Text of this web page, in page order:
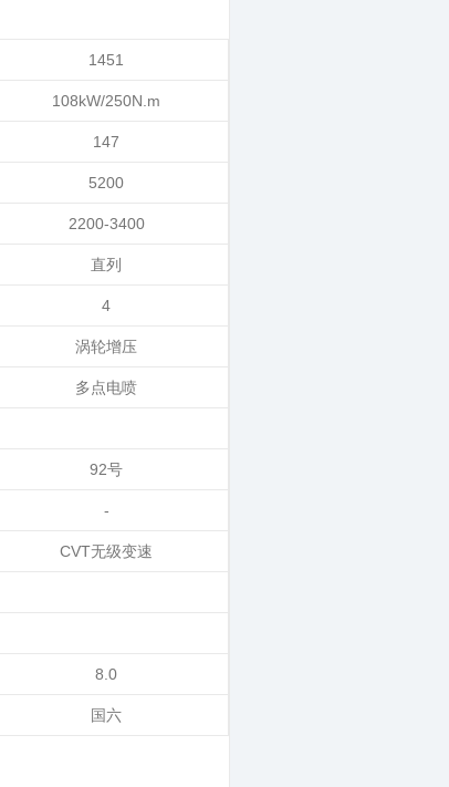
1451
108kW/250N.m
147
5200
2200-3400
直列
4
涡轮增压
多点电喷
92号
-
CVT无级变速
8.0
国六